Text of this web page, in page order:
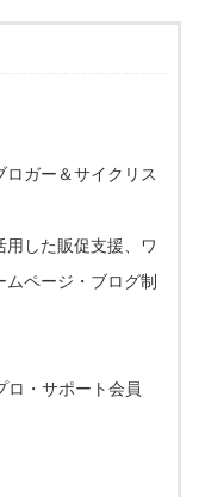
ロガー＆サイクリス
用した販促支援、ワ
ページ・ブログ制
ロ・サポート会員